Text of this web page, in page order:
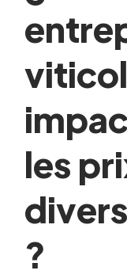
les
?